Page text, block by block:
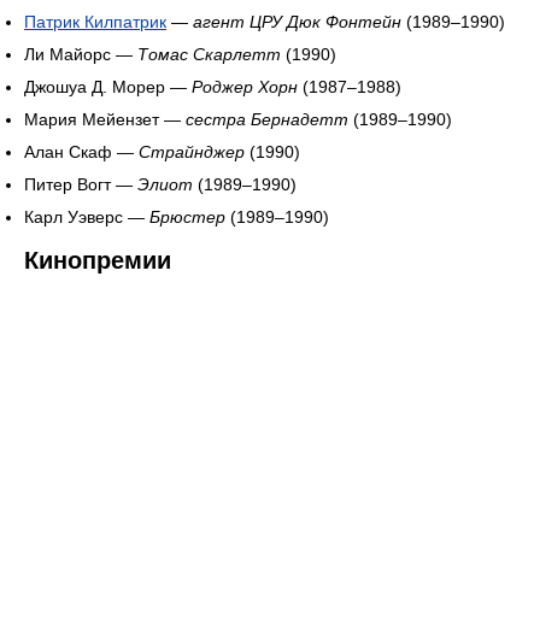
Патрик Килпатрик — агент ЦРУ Дюк Фонтейн (1989–1990)
Ли Майорс — Томас Скарлетт (1990)
Джошуа Д. Морер — Роджер Хорн (1987–1988)
Мария Мейензет — сестра Бернадетт (1989–1990)
Алан Скаф — Страйнджер (1990)
Питер Вогт — Элиот (1989–1990)
Карл Уэверс — Брюстер (1989–1990)
Кинопремии